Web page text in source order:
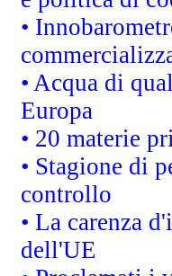
•
• Acqua di
Europa
• 20 materie
• Stagione di
controllo
• La carenza
dell'UE